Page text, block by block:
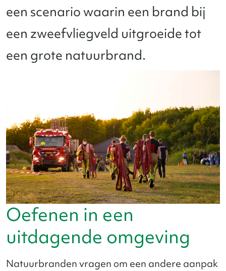
een scenario waarin een brand bij
een zweefvliegveld uitgroeide tot
een grote natuurbrand.
Oefenen in een
uitdagende omgeving
Natuurbranden vragen om een andere aanpak